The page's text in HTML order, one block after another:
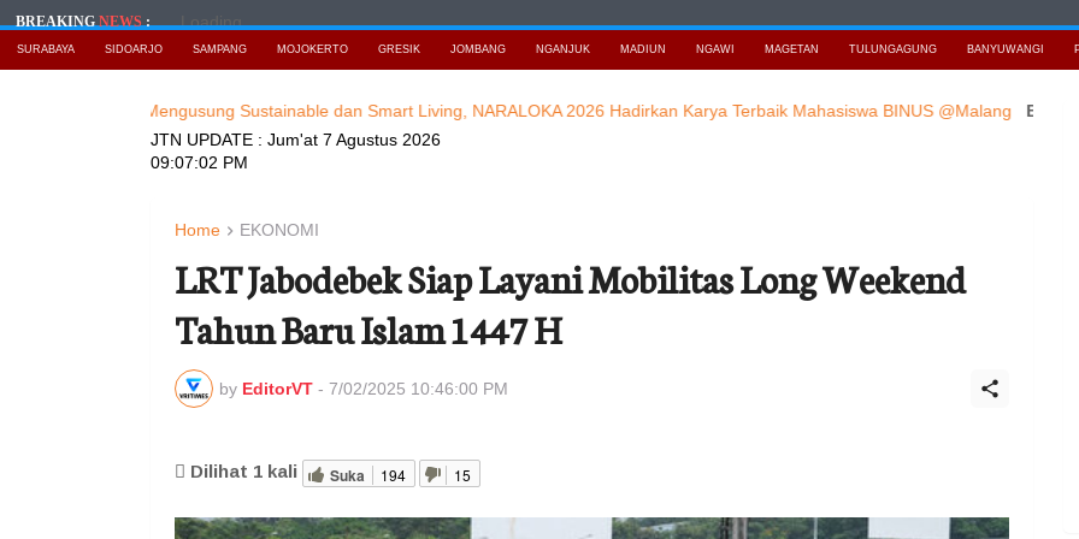
BREAKINGNEWS: Loading...
SURABAYA SIDOARJO SAMPANG MOJOKERTO GRESIK JOMBANG NGANJUK MADIUN NGAWI MAGETAN TULUNGAGUNG BANYUWANGI
Mengusung Sustainable dan Smart Living, NARALOKA 2026 Hadirkan Karya Terbaik Mahasiswa BINUS @Malang Baca Berita
JTN UPDATE : Jum'at 7 Agustus 2026
09:07:03 PM
Home EKONOMI
LRT Jabodebek Siap Layani Mobilitas Long Weekend
Tahun Baru Islam 1447 H
by EditorVT - 7/02/2025 10:46:00 PM
Dilihat 1 kali Suka 194 15